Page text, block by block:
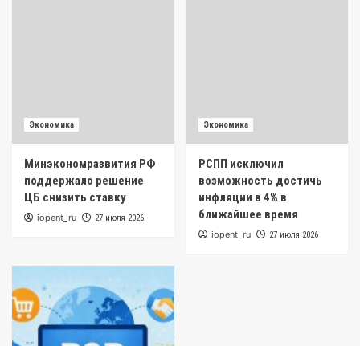
Экономика
Минэкономразвития РФ
поддержало решение
ЦБ снизить ставку
iopent_ru 27 июля 2026
Экономика
РСПП исключил
возможность достичь
инфляции в 4% в
ближайшее время
iopent_ru 27 июля 2026